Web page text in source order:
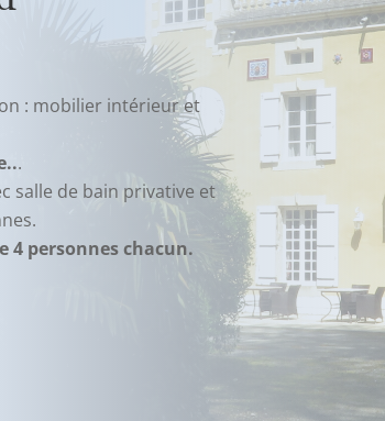
: mobilier intérieur et
.
salle de bain privative et
4 personnes chacun.